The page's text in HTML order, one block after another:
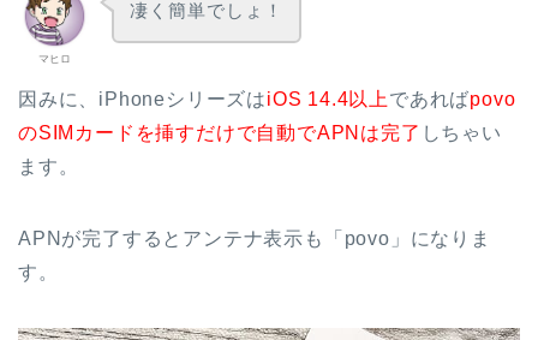
マヒロ
凄く簡単でしょ！
因みに、iPhoneシリーズはiOS 14.4以上 であればpovo
のSIMカードを挿すだけで自動でAPNは完了 しちゃい
ます。
APNが完了するとアンテナ表示も「povo」になりま
す。